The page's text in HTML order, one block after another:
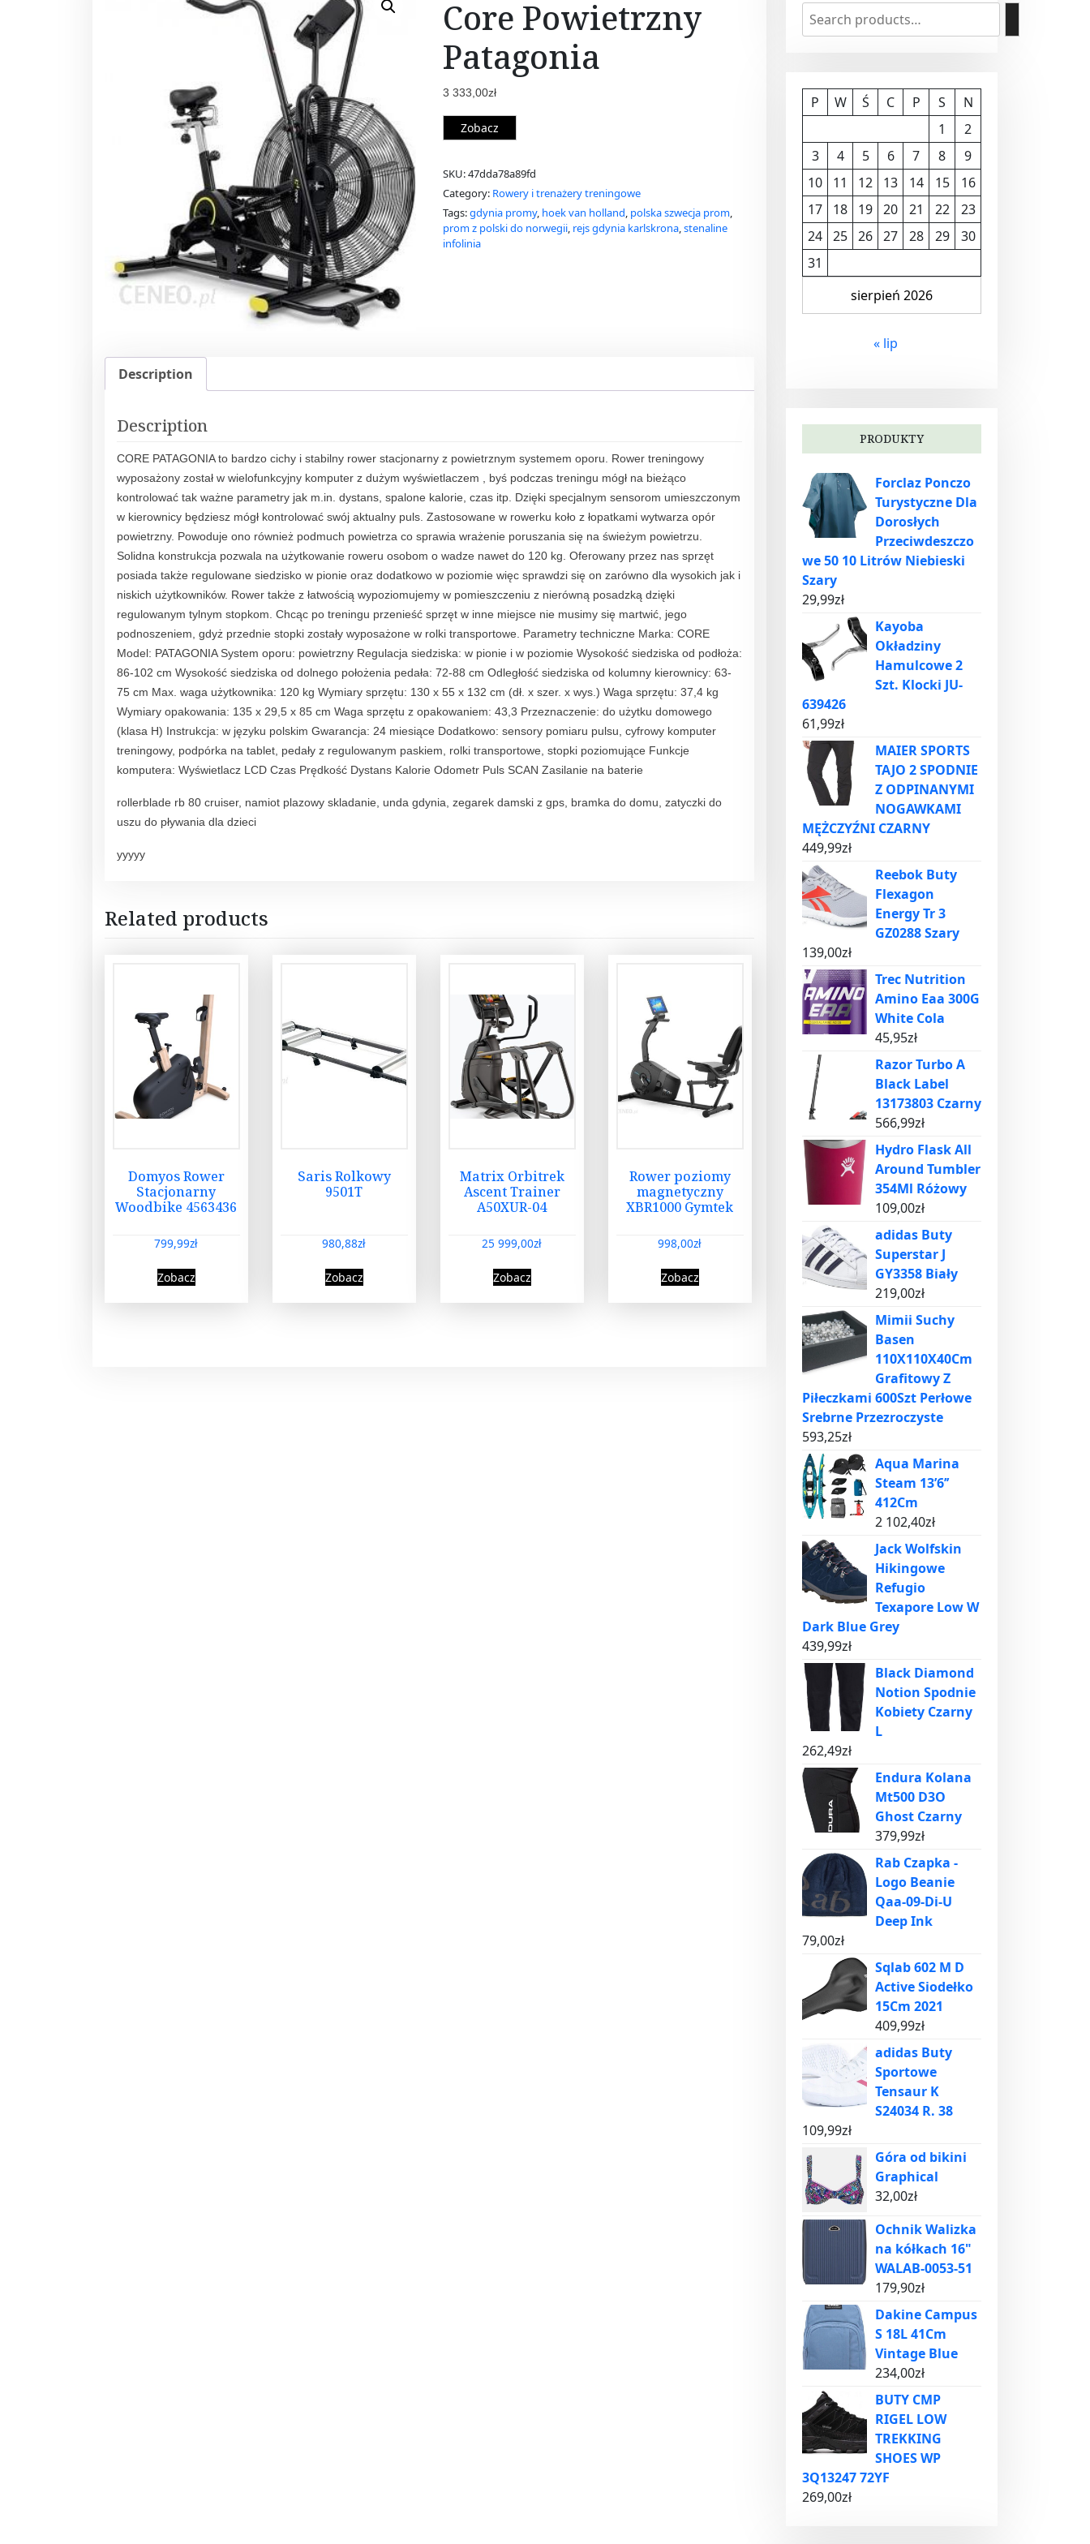
Core Powietrzny
Patagonia
3 333,00zł
Zobacz
SKU:47dda78a89fd
Category: Rowery i trenażery treningowe
Tags:gdynia promy, hoek van holland, polska szwecja prom,
prom z polski do norwegii, rejs gdynia karlskrona,stenaline
infolinia
Description
Description
CORE PATAGONIA to bardzo cichy i stabilny rower stacjonarny z powietrznym systemem oporu. Rower treningowy
wyposażony został w wielofunkcyjny komputer z dużym wyświetlaczem , byś podczas treningu mógł na bieżąco
kontrolować tak ważne parametry jak m.in. dystans, spalone kalorie, czas itp. Dzięki specjalnym sensorom umieszczonym
w kierownicy będziesz mógł kontrolować swój aktualny puls. Zastosowane w rowerku koło z łopatkami wytwarza opór
powietrzny. Powoduje ono również podmuch powietrza co sprawia wrażenie poruszania się na świeżym powietrzu.
Solidna konstrukcja pozwala na użytkowanie roweru osobom o wadze nawet do 120 kg. Oferowany przez nas sprzęt
posiada także regulowane siedzisko w pionie oraz dodatkowo w poziomie więc sprawdzi się on zarówno dla wysokich jak i
niskich użytkowników. Rower także z łatwością wypoziomujemy w pomieszczeniu z nierówną posadzką dzięki
regulowanym tylnym stopkom. Chcąc po treningu przenieść sprzęt w inne miejsce nie musimy się martwić, jego
podnoszeniem, gdyż przednie stopki zostały wyposażone w rolki transportowe. Parametry techniczne Marka: CORE
Model: PATAGONIA System oporu: powietrzny Regulacja siedziska: w pionie i w poziomie Wysokość siedziska od podłoża:
86-102 cm Wysokość siedziska od dolnego położenia pedała: 72-88 cm Odległość siedziska od kolumny kierownicy: 63-
75 cm Max. waga użytkownika: 120 kg Wymiary sprzętu: 130 x 55 x 132 cm (dł. x szer. x wys.) Waga sprzętu: 37,4 kg
Wymiary opakowania: 135 x 29,5 x 85 cm Waga sprzętu z opakowaniem: 43,3 Przeznaczenie: do użytku domowego
(klasa H) Instrukcja: w języku polskim Gwarancja: 24 miesiące Dodatkowo: sensory pomiaru pulsu, cyfrowy komputer
treningowy, podpórka na tablet, pedały z regulowanym paskiem, rolki transportowe, stopki poziomujące Funkcje
komputera: Wyświetlacz LCD Czas Prędkość Dystans Kalorie Odometr Puls SCAN Zasilanie na baterie
rollerblade rb 80 cruiser, namiot plazowy skladanie, unda gdynia, zegarek damski z gps, bramka do domu, zatyczki do
uszu do pływania dla dzieci
yyyyy
Related products
Domyos Rower
Stacjonarny
Woodbike 4563436
799,99zł
Zobacz
Saris Rolkowy
9501T
980,88zł
Zobacz
Matrix Orbitrek
Ascent Trainer
A50XUR-04
25 999,00zł
Zobacz
Rower poziomy
magnetyczny
XBR1000 Gymtek
998,00zł
Zobacz
sierpień 2026
P W Ś C P S
N
1
2
3
4 5 6 7 8
9
10
11 12 13 14 15
16
17
18 19 20 21 22
23
24 25 26 27 28 29
30
31
« lip
PRODUKTY
Forclaz Ponczo
Turystyczne Dla
Dorosłych
Przeciwdeszczo
we 50 10 Litrów Niebieski
Szary
29,99zł
Kayoba
Okładziny
Hamulcowe 2
Szt. Klocki JU-
639426
61,99zł
MAIER SPORTS
TAJO 2 SPODNIE
Z ODPINANYMI
NOGAWKAMI
MĘŻCZYŹNI CZARNY
449,99zł
Reebok Buty
Flexagon
Energy Tr 3
GZ0288 Szary
139,00zł
Trec Nutrition
Amino Eaa 300G
White Cola
45,95zł
Razor Turbo A
Black Label
13173803 Czarny
566,99zł
Hydro Flask All
Around Tumbler
354Ml Różowy
109,00zł
adidas Buty
Superstar J
GY3358 Biały
219,00zł
Mimii Suchy
Basen
110X110X40Cm
Grafitowy Z
Piłeczkami 600Szt Perłowe
Srebrne Przezroczyste
593,25zł
Aqua Marina
Steam 13’6’’
412Cm
2 102,40zł
Jack Wolfskin
Hikingowe
Refugio
Texapore Low W
Dark Blue Grey
439,99zł
Black Diamond
Notion Spodnie
Kobiety Czarny
L
262,49zł
Endura Kolana
Mt500 D3O
Ghost Czarny
379,99zł
Rab Czapka -
Logo Beanie
Qaa-09-Di-U
Deep Ink
79,00zł
Sqlab 602 M D
Active Siodełko
15Cm 2021
409,99zł
adidas Buty
Sportowe
Tensaur K
S24034 R. 38
109,99zł
Góra od bikini
Graphical
32,00zł
Ochnik Walizka
na kółkach 16"
WALAB-0053-51
179,90zł
Dakine Campus
S 18L 41Cm
Vintage Blue
234,00zł
BUTY CMP
RIGEL LOW
TREKKING
SHOES WP
3Q13247 72YF
269,00zł